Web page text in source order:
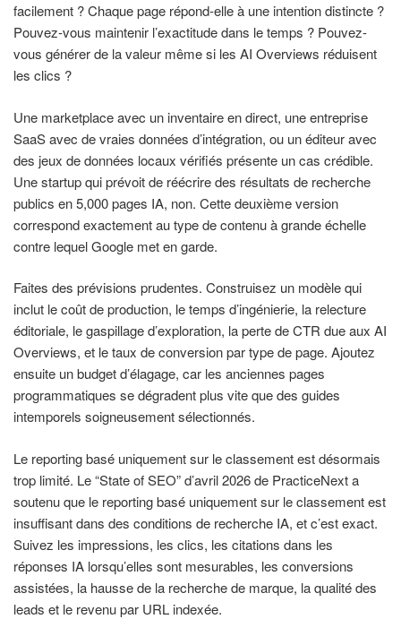
facilement ? Chaque page répond-elle à une intention distincte ?
Pouvez-vous maintenir l’exactitude dans le temps ? Pouvez-
vous générer de la valeur même si les AI Overviews réduisent
les clics ?
Une marketplace avec un inventaire en direct, une entreprise
SaaS avec de vraies données d’intégration, ou un éditeur avec
des jeux de données locaux vérifiés présente un cas crédible.
Une startup qui prévoit de réécrire des résultats de recherche
publics en 5,000 pages IA, non. Cette deuxième version
correspond exactement au type de contenu à grande échelle
contre lequel Google met en garde.
Faites des prévisions prudentes. Construisez un modèle qui
inclut le coût de production, le temps d’ingénierie, la relecture
éditoriale, le gaspillage d’exploration, la perte de CTR due aux AI
Overviews, et le taux de conversion par type de page. Ajoutez
ensuite un budget d’élagage, car les anciennes pages
programmatiques se dégradent plus vite que des guides
intemporels soigneusement sélectionnés.
Le reporting basé uniquement sur le classement est désormais
trop limité. Le “State of SEO” d’avril 2026 de PracticeNext a
soutenu que le reporting basé uniquement sur le classement est
insuffisant dans des conditions de recherche IA, et c’est exact.
Suivez les impressions, les clics, les citations dans les
réponses IA lorsqu’elles sont mesurables, les conversions
assistées, la hausse de la recherche de marque, la qualité des
leads et le revenu par URL indexée.